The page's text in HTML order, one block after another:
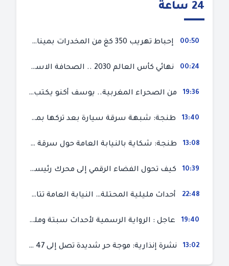
24 ساعة
00:50 إحباط تهريب 350 كغ من المخدرات بميناء طنجة المتوسط
00:24 نهائي كأس العالم 2030 .. الصحافة الاسبانية قلقة من حسم الملف لصالح المغرب و”تتهم رئيس الفيفا”
19:36 من الصحراء المغربية.. يوسف أكنو يكتب عن أزمة سبتة المحتلة ويؤكد ان الهجرة السرية ليست حلا وبناء الوطن هو الخيار الأفضل
13:40 طنجة: شبهة سرقة سيارة بعد تركها بمحل ميكانيك للإصلاح
13:08 طنجة: شكاية بالنيابة العامة حول سرقة سيارة تركها صاحبها بمحل ميكانيك للإصلاح
10:39 كيف تحول الفضاء الرقمي إلى محرك رئيسي لأحداث الهجرة في سبتة؟
22:48 أحداث مليلية المحتلة… النيابة العامة تتابع 50 متورطا في محاولة اقتحام السياح الحدودي بتهم ثقيلة
19:40 عاجل : الرواية الرسمية لأحداث سبتة ومليلية المحتلتين (وزارة الداخلية)
13:02 نشرة إنذارية: موجة حر شديدة تصل إلى 47 درجة بمختلف مناطق المغرب